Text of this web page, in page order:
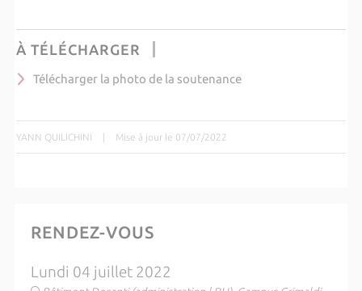
À TÉLÉCHARGER
Télécharger la photo de la soutenance
YANN QUILICHINI | Mise à jour le 07/07/2022
RENDEZ-VOUS
Lundi 04 juillet 2022